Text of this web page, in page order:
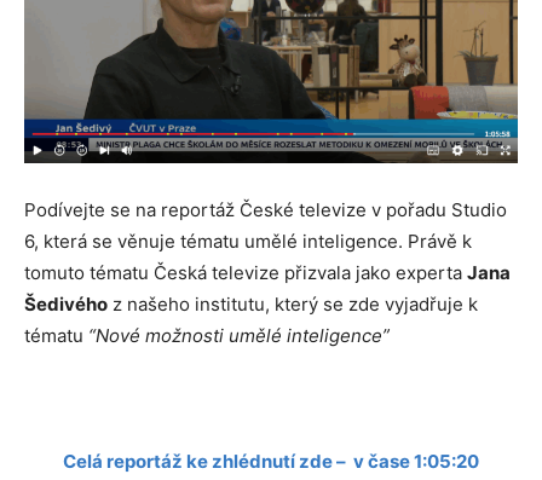
Podívejte se na reportáž České televize v pořadu Studio
6, která se věnuje tématu umělé inteligence. Právě k
tomuto tématu Česká televize přizvala jako experta Jana
Šedivého z našeho institutu, který se zde vyjadřuje k
tématu “Nové možnosti umělé inteligence”
Celá reportáž ke zhlédnutí zde – v čase 1:05:20